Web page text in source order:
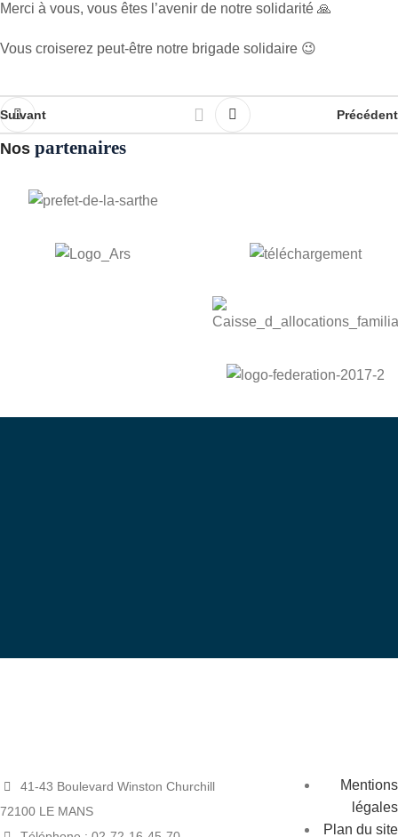
Merci à vous, vous êtes l’avenir de notre solidarité 🙏
Vous croiserez peut-être notre brigade solidaire 😉
Suivant Précédent
Nos partenaires
41-43 Boulevard Winston Churchill
72100 LE MANS
Mentions
légales
Plan du site